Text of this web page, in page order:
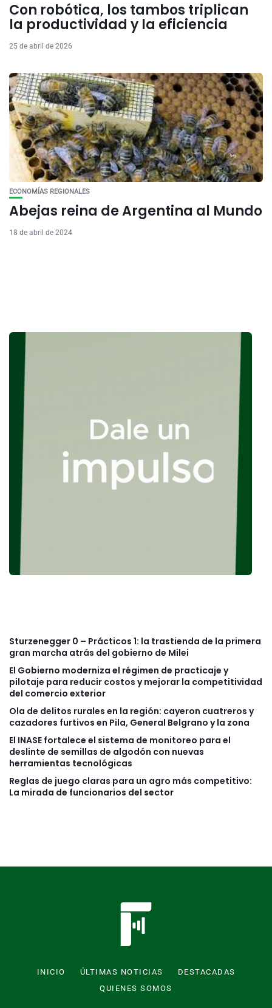
Con robótica, los tambos triplican
la productividad y la eficiencia
25 de abril de 2026
ECONOMÍAS REGIONALES
Abejas reina de Argentina al Mundo
18 de abril de 2024
Sturzenegger 0 – Prácticos 1: la trastienda de la primera
gran marcha atrás del gobierno de Milei
El Gobierno moderniza el régimen de practicaje y
pilotaje para reducir costos y mejorar la competitividad
del comercio exterior
Ola de delitos rurales en la región: cayeron cuatreros y
cazadores furtivos en Pila, General Belgrano y la zona
El INASE fortalece el sistema de monitoreo para el
deslinte de semillas de algodón con nuevas
herramientas tecnológicas
Reglas de juego claras para un agro más competitivo:
La mirada de funcionarios del sector
INICIO ÚLTIMAS NOTICIAS
DESTACADAS
QUIENES SOMOS